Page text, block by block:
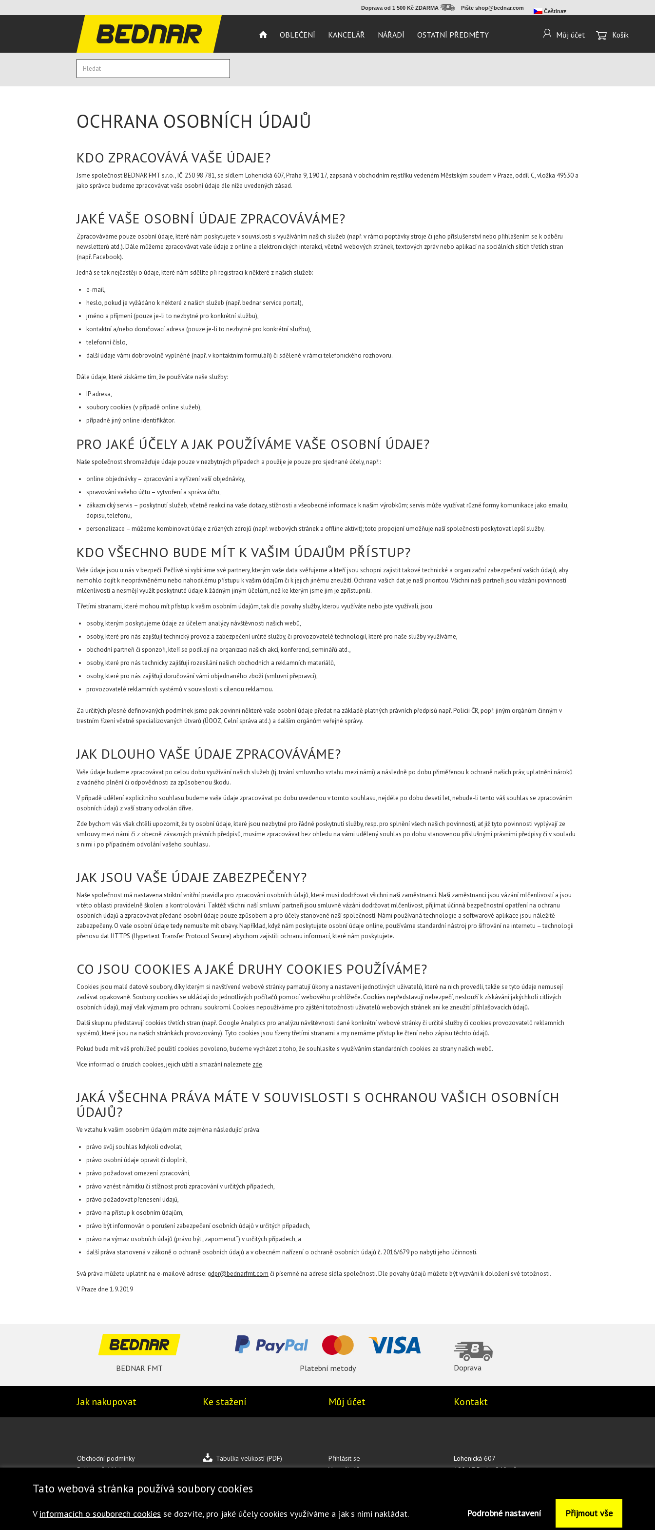
Čeština
Doprava od 1 500 Kč ZDARMA Pište shop@bednar.com
OBLEČENÍ KANCELÁŘ NÁŘADÍ OSTATNÍ PŘEDMĚTY Můj účet Košík
OCHRANA OSOBNÍCH ÚDAJŮ
KDO ZPRACOVÁVÁ VAŠE ÚDAJE?
Jsme společnost BEDNAR FMT s.r.o., IČ: 250 98 781, se sídlem Lohenická 607, Praha 9, 190 17, zapsaná v obchodním rejstříku vedeném Městským soudem v Praze, oddíl C, vložka 49530 a
jako správce budeme zpracovávat vaše osobní údaje dle níže uvedených zásad.
JAKÉ VAŠE OSOBNÍ ÚDAJE ZPRACOVÁVÁME?
Zpracováváme pouze osobní údaje, které nám poskytujete v souvislosti s využíváním našich služeb (např. v rámci poptávky stroje či jeho příslušenství nebo přihlášením se k odběru
newsletterů atd.). Dále můžeme zpracovávat vaše údaje z online a elektronických interakcí, včetně webových stránek, textových zpráv nebo aplikací na sociálních sítích třetích stran
(např. Facebook).
Jedná se tak nejčastěji o údaje, které nám sdělíte při registraci k některé z našich služeb:
e-mail,
heslo, pokud je vyžádáno k některé z našich služeb (např. bednar service portal),
jméno a příjmení (pouze je-li to nezbytné pro konkrétní službu),
kontaktní a/nebo doručovací adresa (pouze je-li to nezbytné pro konkrétní službu),
telefonní číslo,
další údaje vámi dobrovolně vyplněné (např. v kontaktním formuláři) či sdělené v rámci telefonického rozhovoru.
Dále údaje, které získáme tím, že používáte naše služby:
IP adresa,
soubory cookies (v případě online služeb),
případně jiný online identifikátor.
PRO JAKÉ ÚČELY A JAK POUŽÍVÁME VAŠE OSOBNÍ ÚDAJE?
Naše společnost shromažďuje údaje pouze v nezbytných případech a použije je pouze pro sjednané účely, např.:
online objednávky – zpracování a vyřízení vaší objednávky,
spravování vašeho účtu – vytvoření a správa účtu,
zákaznický servis – poskytnutí služeb, včetně reakcí na vaše dotazy, stížnosti a všeobecné informace k našim výrobkům; servis může využívat různé formy komunikace jako emailu,
dopisu, telefonu,
personalizace – můžeme kombinovat údaje z různých zdrojů (např. webových stránek a offline aktivit); toto propojení umožňuje naší společnosti poskytovat lepší služby.
KDO VŠECHNO BUDE MÍT K VAŠIM ÚDAJŮM PŘÍSTUP?
Vaše údaje jsou u nás v bezpečí. Pečlivě si vybíráme své partnery, kterým vaše data svěřujeme a kteří jsou schopni zajistit takové technické a organizační zabezpečení vašich údajů, aby
nemohlo dojít k neoprávněnému nebo nahodilému přístupu k vašim údajům či k jejich jinému zneužití. Ochrana vašich dat je naší prioritou. Všichni naši partneři jsou vázáni povinností
mlčenlivosti a nesmějí využít poskytnuté údaje k žádným jiným účelům, než ke kterým jsme jim je zpřístupnili.
Třetími stranami, které mohou mít přístup k vašim osobním údajům, tak dle povahy služby, kterou využíváte nebo jste využívali, jsou:
osoby, kterým poskytujeme údaje za účelem analýzy návštěvnosti našich webů,
osoby, které pro nás zajišťují technický provoz a zabezpečení určité služby, či provozovatelé technologií, které pro naše služby využíváme,
obchodní partneři či sponzoři, kteří se podílejí na organizaci našich akcí, konferencí, seminářů atd.,
osoby, které pro nás technicky zajišťují rozesílání našich obchodních a reklamních materiálů,
osoby, které pro nás zajišťují doručování vámi objednaného zboží (smluvní přepravci),
provozovatelé reklamních systémů v souvislosti s cílenou reklamou.
Za určitých přesně definovaných podmínek jsme pak povinni některé vaše osobní údaje předat na základě platných právních předpisů např. Policii ČR, popř. jiným orgánům činným v
trestním řízení včetně specializovaných útvarů (ÚOOZ, Celní správa atd.) a dalším orgánům veřejné správy.
JAK DLOUHO VAŠE ÚDAJE ZPRACOVÁVÁME?
Vaše údaje budeme zpracovávat po celou dobu využívání našich služeb (tj. trvání smluvního vztahu mezi námi) a následně po dobu přiměřenou k ochraně našich práv, uplatnění nároků
z vadného plnění či odpovědnosti za způsobenou škodu.
V případě udělení explicitního souhlasu budeme vaše údaje zpracovávat po dobu uvedenou v tomto souhlasu, nejdéle po dobu deseti let, nebude-li tento váš souhlas se zpracováním
osobních údajů z vaší strany odvolán dříve.
Zde bychom vás však chtěli upozornit, že ty osobní údaje, které jsou nezbytné pro řádné poskytnutí služby, resp. pro splnění všech našich povinností, ať již tyto povinnosti vyplývají ze
smlouvy mezi námi či z obecně závazných právních předpisů, musíme zpracovávat bez ohledu na vámi udělený souhlas po dobu stanovenou příslušnými právními předpisy či v souladu
s nimi i po případném odvolání vašeho souhlasu.
JAK JSOU VAŠE ÚDAJE ZABEZPEČENY?
Naše společnost má nastavena striktní vnitřní pravidla pro zpracování osobních údajů, které musí dodržovat všichni naši zaměstnanci. Naši zaměstnanci jsou vázání mlčenlivostí a jsou
v této oblasti pravidelně školeni a kontrolováni. Taktéž všichni naší smluvní partneři jsou smluvně vázáni dodržovat mlčenlivost, přijímat účinná bezpečnostní opatření na ochranu
osobních údajů a zpracovávat předané osobní údaje pouze způsobem a pro účely stanovené naší společností. Námi používaná technologie a softwarové aplikace jsou náležitě
zabezpečeny. O vaše osobní údaje tedy nemusíte mít obavy. Například, když nám poskytujete osobní údaje online, používáme standardní nástroj pro šifrování na internetu – technologii
přenosu dat HTTPS (Hypertext Transfer Protocol Secure) abychom zajistili ochranu informací, které nám poskytujete.
CO JSOU COOKIES A JAKÉ DRUHY COOKIES POUŽÍVÁME?
Cookies jsou malé datové soubory, díky kterým si navštívené webové stránky pamatují úkony a nastavení jednotlivých uživatelů, které na nich provedli, takže se tyto údaje nemusejí
zadávat opakovaně. Soubory cookies se ukládají do jednotlivých počítačů pomocí webového prohlížeče. Cookies nepředstavují nebezpečí, neslouží k získávání jakýchkoli citlivých
osobních údajů, mají však význam pro ochranu soukromí. Cookies nepoužíváme pro zjištění totožnosti uživatelů webových stránek ani ke zneužití přihlašovacích údajů.
Další skupinu představují cookies třetích stran (např. Google Analytics pro analýzu návštěvnosti dané konkrétní webové stránky či určité služby či cookies provozovatelů reklamních
systémů, které jsou na našich stránkách provozovány). Tyto cookies jsou řízeny třetími stranami a my nemáme přístup ke čtení nebo zápisu těchto údajů.
Pokud bude mít váš prohlížeč použití cookies povoleno, budeme vycházet z toho, že souhlasíte s využíváním standardních cookies ze strany našich webů.
Více informací o druzích cookies, jejich užití a smazání naleznete zde.
JAKÁ VŠECHNA PRÁVA MÁTE V SOUVISLOSTI S OCHRANOU VAŠICH OSOBNÍCH
ÚDAJŮ?
Ve vztahu k vašim osobním údajům máte zejména následující práva:
právo svůj souhlas kdykoli odvolat,
právo osobní údaje opravit či doplnit,
právo požadovat omezení zpracování,
právo vznést námitku či stížnost proti zpracování v určitých případech,
právo požadovat přenesení údajů,
právo na přístup k osobním údajům,
právo být informován o porušení zabezpečení osobních údajů v určitých případech,
právo na výmaz osobních údajů (právo být „zapomenut“) v určitých případech, a
další práva stanovená v zákoně o ochraně osobních údajů a v obecném nařízení o ochraně osobních údajů č. 2016/679 po nabytí jeho účinnosti.
Svá práva můžete uplatnit na e-mailové adrese: gdpr@bednarfmt.com či písemně na adrese sídla společnosti. Dle povahy údajů můžete být vyzváni k doložení své totožnosti.
V Praze dne 1.9.2019
BEDNAR FMT Platební metody Doprava
Jak nakupovat Ke stažení Můj účet Kontakt
Obchodní podmínky
Reklamační řád
Mapa stránek
Tabulka velikostí (PDF)
Přihlásit se
Vytvořit účet
Lohenická 607
190 17 Praha 9 Vinoř
Tato webová stránka používá soubory cookies
V informacích o souborech cookies se dozvíte, pro jaké účely cookies využíváme a jak s nimi nakládat. Podrobné nastavení Přijmout vše